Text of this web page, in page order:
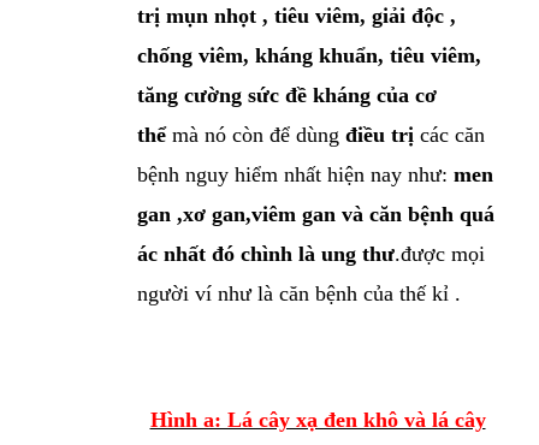
trị mụn nhọt , tiêu viêm, giải độc ,
chống viêm, kháng khuẩn, tiêu viêm,
tăng cường sức đề kháng của cơ
thểmà nó còn để dùng điều trị các căn
bệnh nguy hiểm nhất hiện nay như: men
gan ,xơ gan,viêm gan và căn bệnh quá
ác nhất đó chình là ung thư.được mọi
người ví như là căn bệnh của thế kỉ .
Hình a: Lá cây xạ đen khô và lá cây